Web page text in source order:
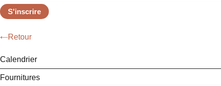
S'inscrire
Retour
Calendrier
Fournitures